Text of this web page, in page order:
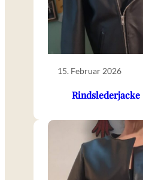
15. Februar 2026
Rindslederjacke